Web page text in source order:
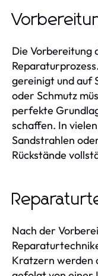
Die Vorbereitung
gereinigt und auf
oder Schmutz
perfekte
schaffen. In
Sandstrahlen
Rückstände
Nach der
Kratzern werden